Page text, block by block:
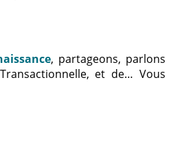
, partageons, parlons
et de… Vous